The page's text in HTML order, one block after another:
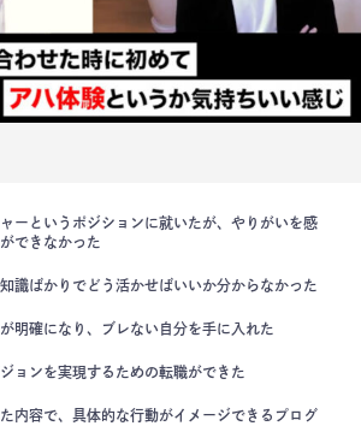
ーというポジションに就いたが、やりがいを感
できなかった
識ばかりでどう活かせばいいか分からなかった
明確になり、ブレない自分を手に入れた
ョンを実現するための転職ができた
内容で、具体的な行動がイメージできるプログ